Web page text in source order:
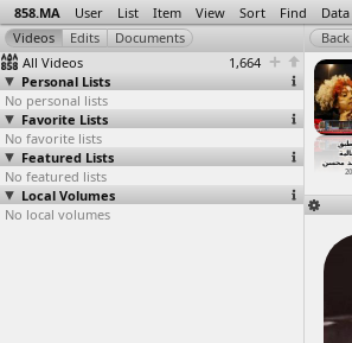
858.MA User List Item View Sort Find Data
All Videos
1,664
Personal Lists
No personal lists
Favorite Lists
No favorite lists
Featured Lists
No featured lists
Local Volumes
No local volumes
Zidan
…
, Cairo
08-01
المتحف النوبى
(2013-06-10)
at Nubi…, Aswan
2013-06-10
t Aswan
محسن